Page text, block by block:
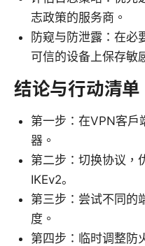
志政策的服务商。
防窥与防泄露：在必
可信的设备上保存敏
结论与行动清单
第一步：在VPN客户
器。
第二步：切换协议，
IKEv2。
第三步：尝试不同的
度。
第四步：临时调整防